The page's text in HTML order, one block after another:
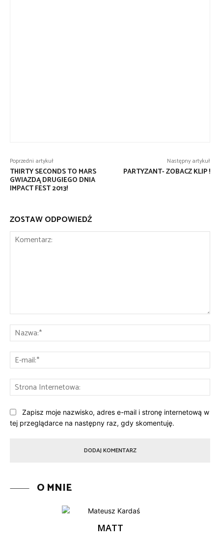
Poprzedni artykuł
THIRTY SECONDS TO MARS
GWIAZDĄ DRUGIEGO DNIA
IMPACT FEST 2013!
Następny artykuł
PARTYZANT- ZOBACZ KLIP !
ZOSTAW ODPOWIEDŹ
Zapisz moje nazwisko, adres e-mail i stronę internetową w
tej przeglądarce na następny raz, gdy skomentuję.
O MNIE
MATT